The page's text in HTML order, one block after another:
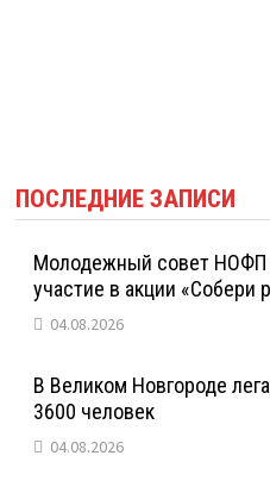
ПОСЛЕДНИЕ ЗАПИСИ
Молодежный совет НОФП
участие в акции «Собери
04.08.2026
В Великом Новгороде
3600 человек
04.08.2026